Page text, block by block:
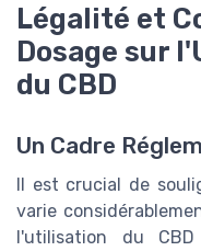
Légalité et
Dosage sur
du CBD
Un Cadre
Il est crucial de
varie
l'utilisation du